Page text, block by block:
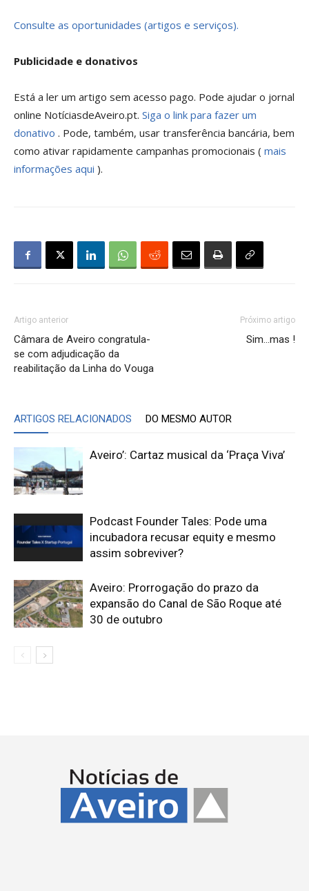
Consulte as oportunidades (artigos e serviços).
Publicidade e donativos
Está a ler um artigo sem acesso pago. Pode ajudar o jornal
online NotíciasdeAveiro.pt. Siga o link para fazer um
donativo . Pode, também, usar transferência bancária, bem
como ativar rapidamente campanhas promocionais ( mais
informações aqui ).
Artigo anterior
Câmara de Aveiro congratula-
se com adjudicação da
reabilitação da Linha do Vouga
Próximo artigo
Sim…mas !
ARTIGOS RELACIONADOS DO MESMO AUTOR
Aveiro’: Cartaz musical da ‘Praça Viva’
Podcast Founder Tales: Pode uma
incubadora recusar equity e mesmo
assim sobreviver?
Aveiro: Prorrogação do prazo da
expansão do Canal de São Roque até
30 de outubro